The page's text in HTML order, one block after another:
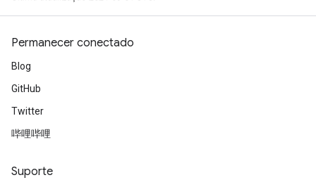
Permanecer conectado
Blog
GitHub
Twitter
哔哩哔哩
Suporte